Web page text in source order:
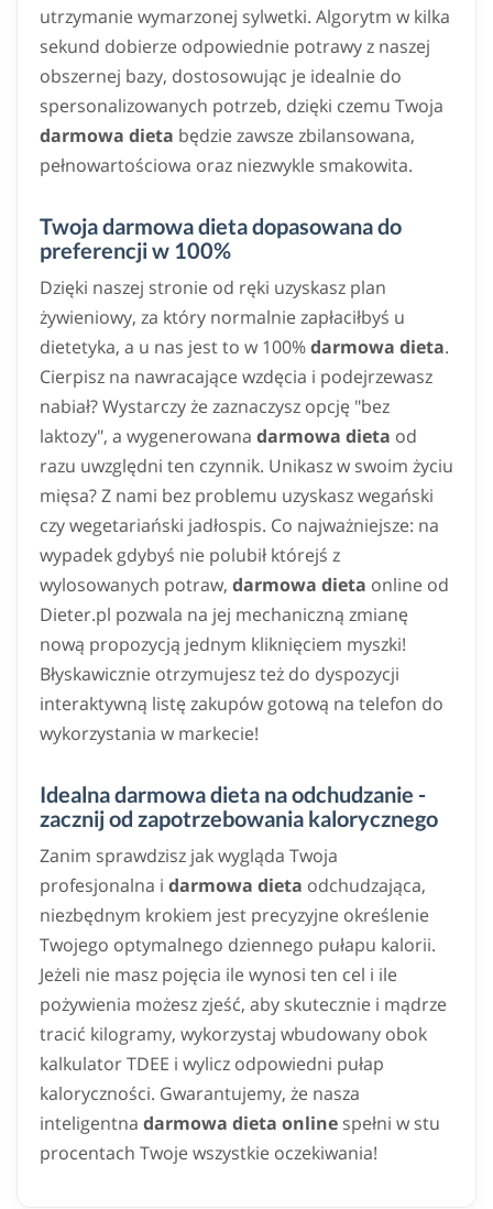
utrzymanie wymarzonej sylwetki. Algorytm w kilka
sekund dobierze odpowiednie potrawy z naszej
obszernej bazy, dostosowując je idealnie do
spersonalizowanych potrzeb, dzięki czemu Twoja
darmowa dieta będzie zawsze zbilansowana,
pełnowartościowa oraz niezwykle smakowita.
Twoja darmowa dieta dopasowana do
preferencji w 100%
Dzięki naszej stronie od ręki uzyskasz plan
żywieniowy, za który normalnie zapłaciłbyś u
dietetyka, a u nas jest to w 100%darmowa dieta.
Cierpisz na nawracające wzdęcia i podejrzewasz
nabiał? Wystarczy że zaznaczysz opcję "bez
laktozy", a wygenerowana darmowa dieta od
razu uwzględni ten czynnik. Unikasz w swoim życiu
mięsa? Z nami bez problemu uzyskasz wegański
czy wegetariański jadłospis. Co najważniejsze: na
wypadek gdybyś nie polubił którejś z
wylosowanych potraw, darmowa dieta online od
Dieter.pl pozwala na jej mechaniczną zmianę
nową propozycją jednym kliknięciem myszki!
Błyskawicznie otrzymujesz też do dyspozycji
interaktywną listę zakupów gotową na telefon do
wykorzystania w markecie!
Idealna darmowa dieta na odchudzanie -
zacznij od zapotrzebowania kalorycznego
Zanim sprawdzisz jak wygląda Twoja
profesjonalna i darmowa dieta odchudzająca,
niezbędnym krokiem jest precyzyjne określenie
Twojego optymalnego dziennego pułapu kalorii.
Jeżeli nie masz pojęcia ile wynosi ten cel i ile
pożywienia możesz zjeść, aby skutecznie i mądrze
tracić kilogramy, wykorzystaj wbudowany obok
kalkulator TDEE i wylicz odpowiedni pułap
kaloryczności. Gwarantujemy, że nasza
inteligentna darmowa dieta online spełni w stu
procentach Twoje wszystkie oczekiwania!